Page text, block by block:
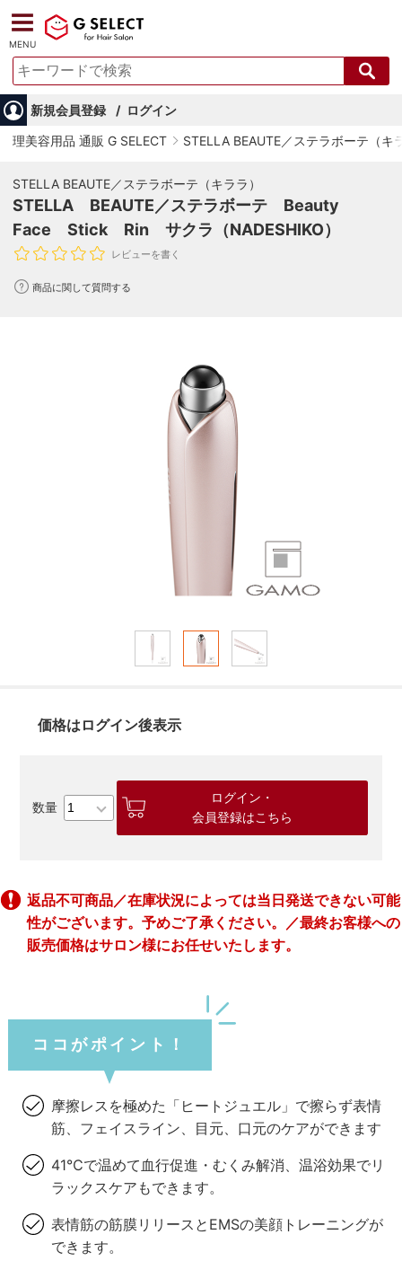
MENU
新規会員登録
ログイン
理美容用品 通販 G SELECT
STELLA BEAUTE／ステラボーテ（キ
STELLA BEAUTE／ステラボーテ（キララ）
STELLA BEAUTE／ステラボーテ Beauty
Face Stick Rin サクラ（NADESHIKO）
レビューを書く
商品に関して質問する
価格はログイン後表示
ログイン・
会員登録はこちら
返品不可商品／在庫状況によっては当日発送できない可能
性がございます。予めご了承ください。／最終お客様への
販売価格はサロン様にお任せいたします。
ココがポイント！
摩擦レスを極めた「ヒートジュエル」で擦らず表情
筋、フェイスライン、目元、口元のケアができます
41℃で温めて血行促進・むくみ解消、温浴効果でリ
ラックスケアもできます。
表情筋の筋膜リリースとEMSの美顔トレーニングが
できます。